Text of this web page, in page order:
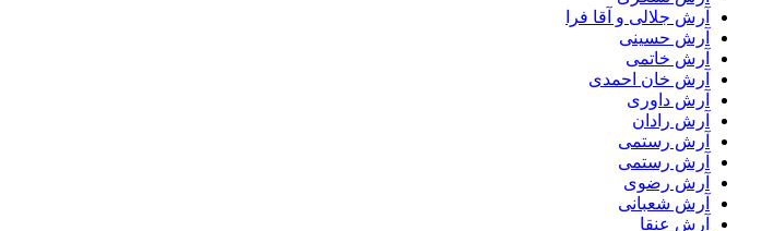
آرش جلالی و آقا فرا
آرش حسینی
آرش خاتمی
آرش خان احمدی
آرش داوری
آرش رادان
آرش رستمى
آرش رستمی
آرش رضوی
آرش شعبانی
آرش عنقا